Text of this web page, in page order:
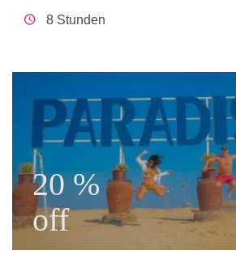
8 Stunden
20 %
off